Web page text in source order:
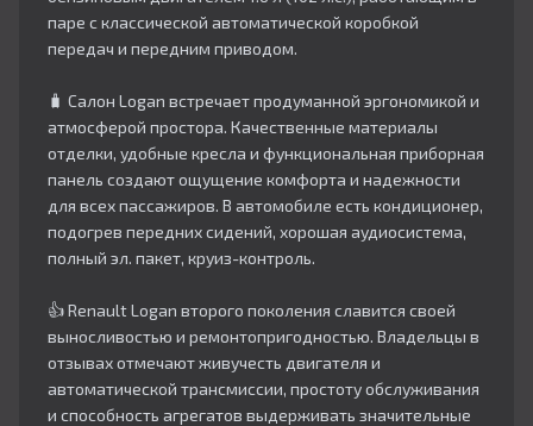
паре с классической автоматической коробкой
передач и передним приводом.
🧳 Салон Logan встречает продуманной эргономикой и
атмосферой простора. Качественные материалы
отделки, удобные кресла и функциональная приборная
панель создают ощущение комфорта и надежности
для всех пассажиров. В автомобиле есть кондиционер,
подогрев передних сидений, хорошая аудиосистема,
полный эл. пакет, круиз-контроль.
👍 Renault Logan второго поколения славится своей
выносливостью и ремонтопригодностью. Владельцы в
отзывах отмечают живучесть двигателя и
автоматической трансмиссии, простоту обслуживания
и способность агрегатов выдерживать значительные